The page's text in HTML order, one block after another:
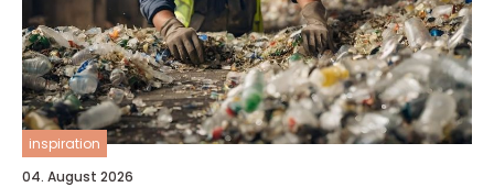
inspiration
04. August 2026